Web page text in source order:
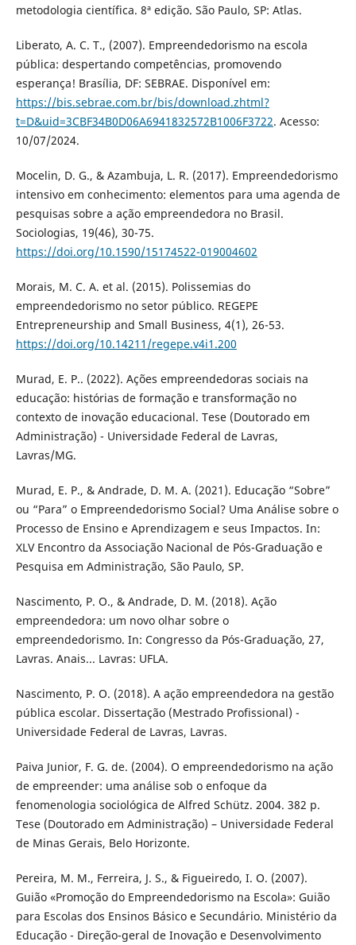
metodologia científica. 8ª edição. São Paulo, SP: Atlas.
Liberato, A. C. T., (2007). Empreendedorismo na escola
pública: despertando competências, promovendo
esperança! Brasília, DF: SEBRAE. Disponível em:
https://bis.sebrae.com.br/bis/download.zhtml?
t=D&uid=3CBF34B0D06A6941832572B1006F3722. Acesso:
10/07/2024.
Mocelin, D. G., & Azambuja, L. R. (2017). Empreendedorismo
intensivo em conhecimento: elementos para uma agenda de
pesquisas sobre a ação empreendedora no Brasil.
Sociologias, 19(46), 30-75.
https://doi.org/10.1590/15174522-019004602
Morais, M. C. A. et al. (2015). Polissemias do
empreendedorismo no setor público. REGEPE
Entrepreneurship and Small Business, 4(1), 26-53.
https://doi.org/10.14211/regepe.v4i1.200
Murad, E. P.. (2022). Ações empreendedoras sociais na
educação: histórias de formação e transformação no
contexto de inovação educacional. Tese (Doutorado em
Administração) - Universidade Federal de Lavras,
Lavras/MG.
Murad, E. P., & Andrade, D. M. A. (2021). Educação “Sobre”
ou “Para” o Empreendedorismo Social? Uma Análise sobre o
Processo de Ensino e Aprendizagem e seus Impactos. In:
XLV Encontro da Associação Nacional de Pós-Graduação e
Pesquisa em Administração, São Paulo, SP.
Nascimento, P. O., & Andrade, D. M. (2018). Ação
empreendedora: um novo olhar sobre o
empreendedorismo. In: Congresso da Pós-Graduação, 27,
Lavras. Anais... Lavras: UFLA.
Nascimento, P. O. (2018). A ação empreendedora na gestão
pública escolar. Dissertação (Mestrado Profissional) -
Universidade Federal de Lavras, Lavras.
Paiva Junior, F. G. de. (2004). O empreendedorismo na ação
de empreender: uma análise sob o enfoque da
fenomenologia sociológica de Alfred Schütz. 2004. 382 p.
Tese (Doutorado em Administração) – Universidade Federal
de Minas Gerais, Belo Horizonte.
Pereira, M. M., Ferreira, J. S., & Figueiredo, I. O. (2007).
Guião «Promoção do Empreendedorismo na Escola»: Guião
para Escolas dos Ensinos Básico e Secundário. Ministério da
Educação - Direção-geral de Inovação e Desenvolvimento